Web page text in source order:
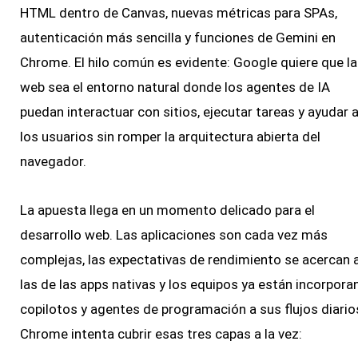
HTML dentro de Canvas, nuevas métricas para SPAs,
autenticación más sencilla y funciones de Gemini en
Chrome. El hilo común es evidente: Google quiere que la
web sea el entorno natural donde los agentes de IA
puedan interactuar con sitios, ejecutar tareas y ayudar a
los usuarios sin romper la arquitectura abierta del
navegador.
La apuesta llega en un momento delicado para el
desarrollo web. Las aplicaciones son cada vez más
complejas, las expectativas de rendimiento se acercan
las de las apps nativas y los equipos ya están
copilotos y agentes de programación a sus flujos
Chrome intenta cubrir esas tres capas a la vez: